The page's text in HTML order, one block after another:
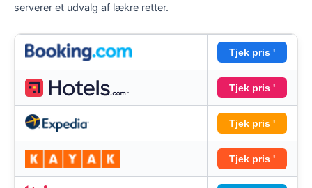
serverer et udvalg af lækre retter.
Tjek pris '
Tjek pris '
Tjek pris '
Tjek pris '